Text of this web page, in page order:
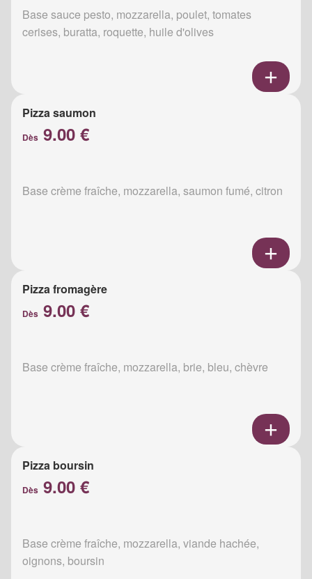
Base sauce pesto, mozzarella, poulet, tomates
cerises, buratta, roquette, huile d'olives
Pizza saumon
Dès 9.00 €
Base crème fraîche, mozzarella, saumon fumé, citron
Pizza fromagère
Dès 9.00 €
Base crème fraîche, mozzarella, brie, bleu, chèvre
Pizza boursin
Dès 9.00 €
Base crème fraîche, mozzarella, viande hachée,
oignons, boursin